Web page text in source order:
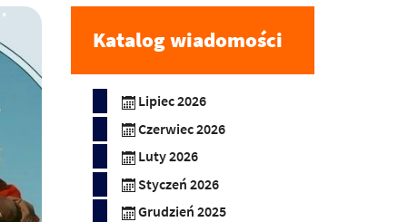
Katalog wiadomości
Lipiec 2026
Czerwiec 2026
Luty 2026
Styczeń 2026
Grudzień 2025